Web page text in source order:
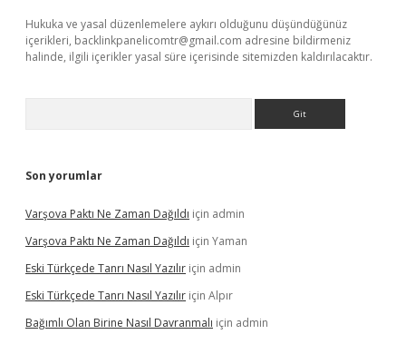
Hukuka ve yasal düzenlemelere aykırı olduğunu düşündüğünüz
içerikleri, backlinkpanelicomtr@gmail.com adresine bildirmeniz
halinde, ilgili içerikler yasal süre içerisinde sitemizden kaldırılacaktır.
Son yorumlar
Varşova Paktı Ne Zaman Dağıldı için admin
Varşova Paktı Ne Zaman Dağıldı için Yaman
Eski Türkçede Tanrı Nasıl Yazılır için admin
Eski Türkçede Tanrı Nasıl Yazılır için Alpır
Bağımlı Olan Birine Nasıl Davranmalı için admin